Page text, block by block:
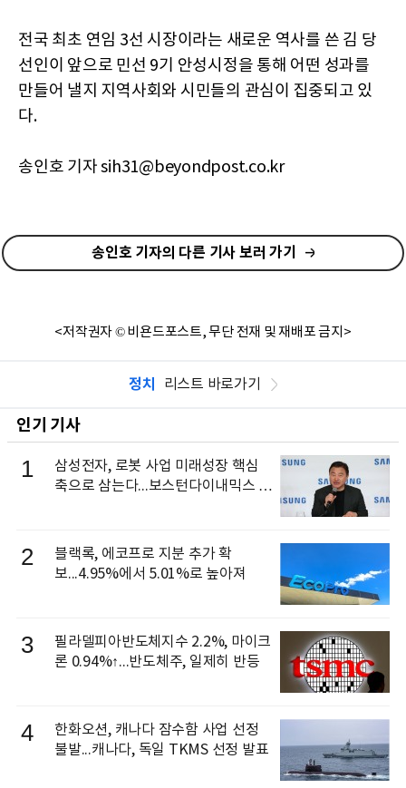
전국 최초 연임 3선 시장이라는 새로운 역사를 쓴 김 당
선인이 앞으로 민선 9기 안성시정을 통해 어떤 성과를
만들어 낼지 지역사회와 시민들의 관심이 집중되고 있
다.
송인호 기자 sih31@beyondpost.co.kr
송인호 기자의 다른 기사 보러 가기
<저작권자 © 비욘드포스트, 무단 전재 및 재배포 금지>
정치 리스트 바로가기
인기 기사
1
삼성전자, 로봇 사업 미래성장 핵심
축으로 삼는다...보스턴다이내믹스 출
2
블랙록, 에코프로 지분 추가 확
보...4.95%에서 5.01%로 높아져
3
필라델피아반도체지수 2.2%, 마이크
론 0.94%↑...반도체주, 일제히 반등
4
한화오션, 캐나다 잠수함 사업 선정
불발...캐나다, 독일 TKMS 선정 발표